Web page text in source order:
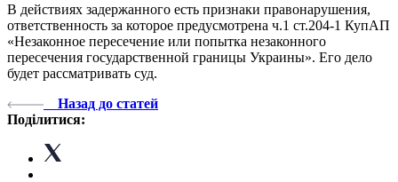
В действиях задержанного есть признаки правонарушения,
ответственность за которое предусмотрена ч.1 ст.204-1 КупАП
«Незаконное пересечение или попытка незаконного
пересечения государственной границы Украины». Его дело
будет рассматривать суд.
Назад до статей
Поділитися: